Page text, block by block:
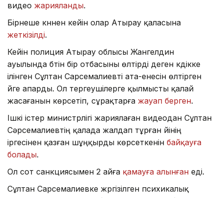
видео жарияланды.
Бірнеше күннен кейін олар Атырау қаласына
жеткізілді.
Кейін полиция Атырау облысы Жангелдин
ауылында бүтін бір отбасыны өлтірді деген күдікке
ілінген Сұлтан Сарсемалиевті ата-енесін өлтірген
үйге апарды. Ол тергеушілерге қылмысты қалай
жасағанын көрсетіп, сұрақтарға жауап берген.
Ішкі істер министрлігі жариялаған видеодан Сұлтан
Сәрсемалиевтің қалада жалдап тұрған үйінің
іргесінен қазған шұңқырды көрсеткенін байқауға
болады.
Ол сот санкциясымен 2 айға қамауға алынған еді.
Сұлтан Сарсемалиевке жүргізілген психикалық